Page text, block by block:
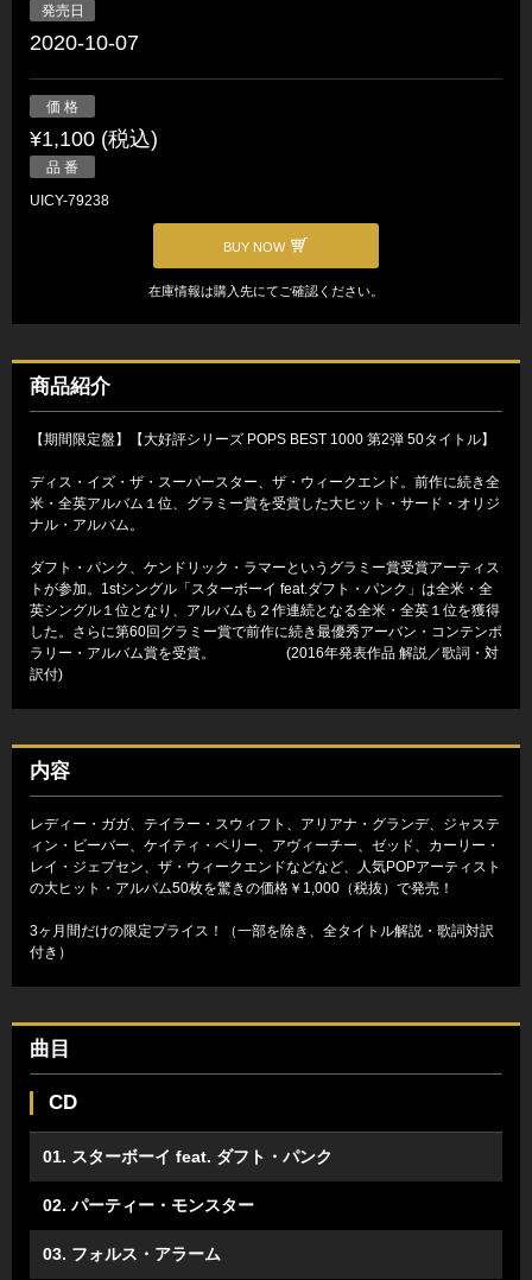
発売日
2020-10-07
価 格
¥1,100 (税込)
品 番
UICY-79238
BUY NOW
在庫情報は購入先にてご確認ください。
商品紹介
【期間限定盤】【大好評シリーズ POPS BEST 1000 第2弾 50タイトル】
ディス・イズ・ザ・スーパースター、ザ・ウィークエンド。前作に続き全
米・全英アルバム１位、グラミー賞を受賞した大ヒット・サード・オリジ
ナル・アルバム。
ダフト・パンク、ケンドリック・ラマーというグラミー賞受賞アーティス
トが参加。1stシングル「スターボーイ feat.ダフト・パンク」は全米・全
英シングル１位となり、アルバムも２作連続となる全米・全英１位を獲得
した。さらに第60回グラミー賞で前作に続き最優秀アーバン・コンテンポ
ラリー・アルバム賞を受賞。 (2016年発表作品 解説／歌詞・対
訳付)
内容
レディー・ガガ、テイラー・スウィフト、アリアナ・グランデ、ジャステ
ィン・ビーバー、ケイティ・ペリー、アヴィーチー、ゼッド、カーリー・
レイ・ジェプセン、ザ・ウィークエンドなどなど、人気POPアーティスト
の大ヒット・アルバム50枚を驚きの価格￥1,000（税抜）で発売！
3ヶ月間だけの限定プライス！（一部を除き、全タイトル解説・歌詞対訳
付き）
曲目
CD
01. スターボーイ feat. ダフト・パンク
02. パーティー・モンスター
03. フォルス・アラーム